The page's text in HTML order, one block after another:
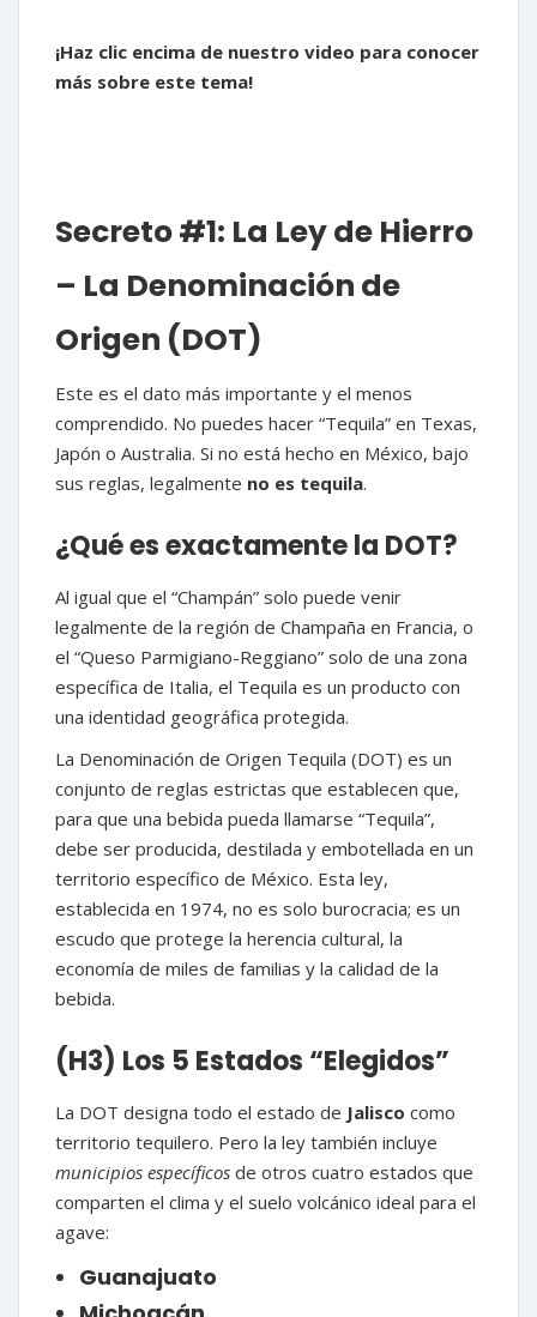
¡Haz clic encima de nuestro video para conocer
más sobre este tema!
Secreto #1: La Ley de Hierro
– La Denominación de
Origen (DOT)
Este es el dato más importante y el menos
comprendido. No puedes hacer “Tequila” en Texas,
Japón o Australia. Si no está hecho en México, bajo
sus reglas, legalmente no es tequila.
¿Qué es exactamente la DOT?
Al igual que el “Champán” solo puede venir
legalmente de la región de Champaña en Francia, o
el “Queso Parmigiano-Reggiano” solo de una zona
específica de Italia, el Tequila es un producto con
una identidad geográfica protegida.
La Denominación de Origen Tequila (DOT) es un
conjunto de reglas estrictas que establecen que,
para que una bebida pueda llamarse “Tequila”,
debe ser producida, destilada y embotellada en un
territorio específico de México. Esta ley,
establecida en 1974, no es solo burocracia; es un
escudo que protege la herencia cultural, la
economía de miles de familias y la calidad de la
bebida.
(H3) Los 5 Estados “Elegidos”
La DOT designa todo el estado de Jalisco como
territorio tequilero. Pero la ley también incluye
municipios específicos de otros cuatro estados que
comparten el clima y el suelo volcánico ideal para el
agave:
Guanajuato